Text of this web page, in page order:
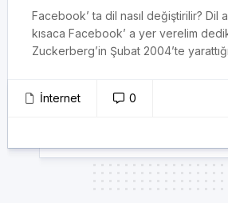
Facebook’ ta dil nasıl değiştirilir? Dil
kısaca Facebook’ a yer verelim
Zuckerberg’in Şubat 2004’te
İnternet 0